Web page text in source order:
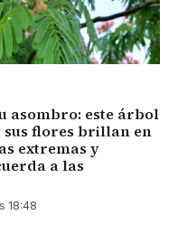
asombro: este árbol
sus flores brillan en
extremas y
a las
18:48